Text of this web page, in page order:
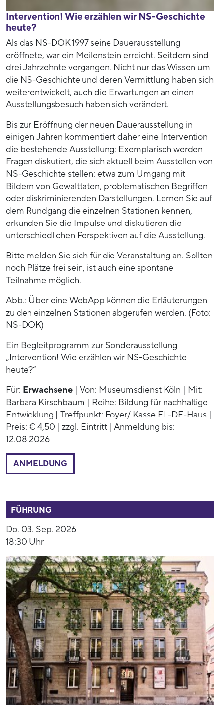
Intervention! Wie erzählen wir NS-Geschichte
heute?
Als das NS-DOK 1997 seine Dauerausstellung
eröffnete, war ein Meilenstein erreicht. Seitdem sind
drei Jahrzehnte vergangen. Nicht nur das Wissen um
die NS-Geschichte und deren Vermittlung haben sich
weiterentwickelt, auch die Erwartungen an einen
Ausstellungsbesuch haben sich verändert.
Bis zur Eröffnung der neuen Dauerausstellung in
einigen Jahren kommentiert daher eine Intervention
die bestehende Ausstellung: Exemplarisch werden
Fragen diskutiert, die sich aktuell beim Ausstellen von
NS-Geschichte stellen: etwa zum Umgang mit
Bildern von Gewalttaten, problematischen Begriffen
oder diskriminierenden Darstellungen. Lernen Sie auf
dem Rundgang die einzelnen Stationen kennen,
erkunden Sie die Impulse und diskutieren die
unterschiedlichen Perspektiven auf die Ausstellung.
Bitte melden Sie sich für die Veranstaltung an. Sollten
noch Plätze frei sein, ist auch eine spontane
Teilnahme möglich.
Abb.: Über eine WebApp können die Erläuterungen
zu den einzelnen Stationen abgerufen werden. (Foto:
NS-DOK)
Ein Begleitprogramm zur Sonderausstellung
„Intervention! Wie erzählen wir NS-Geschichte
heute?“
Für: Erwachsene | Von: Museumsdienst Köln | Mit:
Barbara Kirschbaum | Reihe: Bildung für nachhaltige
Entwicklung | Treffpunkt: Foyer/ Kasse EL-DE-Haus |
Preis: € 4,50 | zzgl. Eintritt | Anmeldung bis:
12.08.2026
ANMELDUNG
FÜHRUNG
Do. 03. Sep. 2026
18:30 Uhr